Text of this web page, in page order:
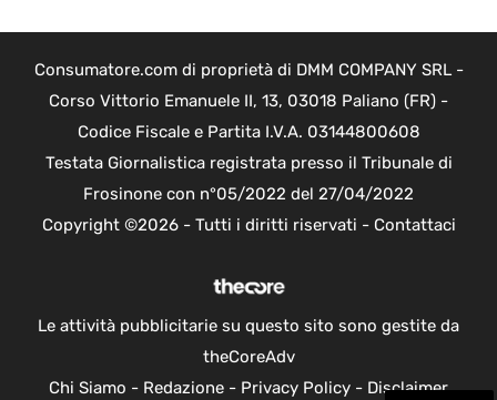
Consumatore.com di proprietà di DMM COMPANY SRL -
Corso Vittorio Emanuele II, 13, 03018 Paliano (FR) -
Codice Fiscale e Partita I.V.A. 03144800608
Testata Giornalistica registrata presso il Tribunale di
Frosinone con n°05/2022 del 27/04/2022
Copyright ©2026 - Tutti i diritti riservati - Contattaci
Le attività pubblicitarie su questo sito sono gestite da
theCoreAdv
Chi Siamo - Redazione - Privacy Policy - Disclaimer